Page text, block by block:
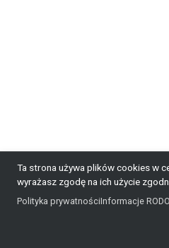
Ta strona używa plików cookies w
wyrażasz zgodę na ich użycie
Polityka prywatnościInformacje RODO